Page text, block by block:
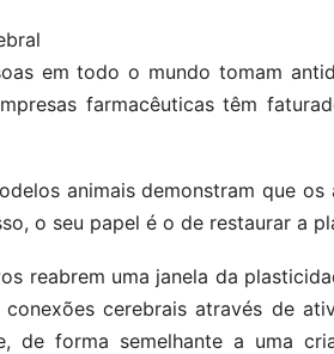
em todo o mundo tomam
farmacêuticas têm
animais demonstram que
o seu papel é o de restaurar a
reabrem uma janela da
cerebrais através de
de forma semelhante a uma